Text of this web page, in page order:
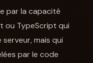
par la capacité
ou TypeScript qui
mais qui
par le code